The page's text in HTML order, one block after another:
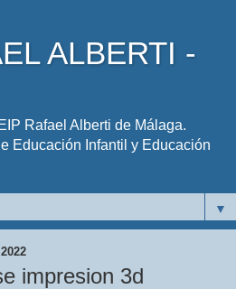
ALBERTI -
Rafael Alberti de Málaga.
Educación Infantil y Educación
▼
impresion 3d